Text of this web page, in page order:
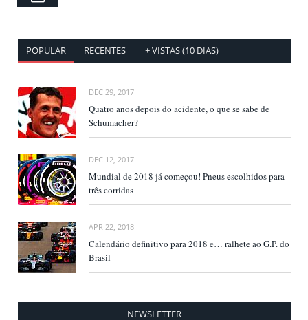
POPULAR RECENTES + VISTAS (10 DIAS)
DEC 29, 2017
Quatro anos depois do acidente, o que se sabe de
Schumacher?
DEC 12, 2017
Mundial de 2018 já começou! Pneus escolhidos para
três corridas
APR 22, 2018
Calendário definitivo para 2018 e… ralhete ao G.P. do
Brasil
NEWSLETTER